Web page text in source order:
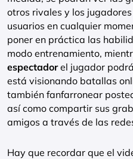
otros rivales y los
usuarios en cualquier
poner en práctica las
modo entrenamiento,
espectadorel jugador
está visionando batallas
también fanfarronear
así como compartir sus
amigos a través de las
Hay que recordar que el